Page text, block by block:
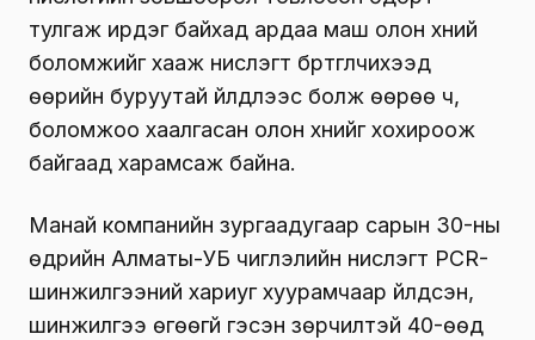
тулгаж ирдэг байхад ардаа маш олон хүний
боломжийг хааж нислэгт бүртгүүлчихээд
өөрийн буруутай үйлдлээс болж өөрөө ч,
боломжоо хаалгасан олон хүнийг хохироож
байгаад харамсаж байна.
Манай компанийн зургаадугаар сарын 30-ны
өдрийн Алматы-УБ чиглэлийн нислэгт PCR-
шинжилгээний хариуг хуурамчаар үйлдсэн,
шинжилгээ өгөөгүй гэсэн зөрчилтэй 40-өөд